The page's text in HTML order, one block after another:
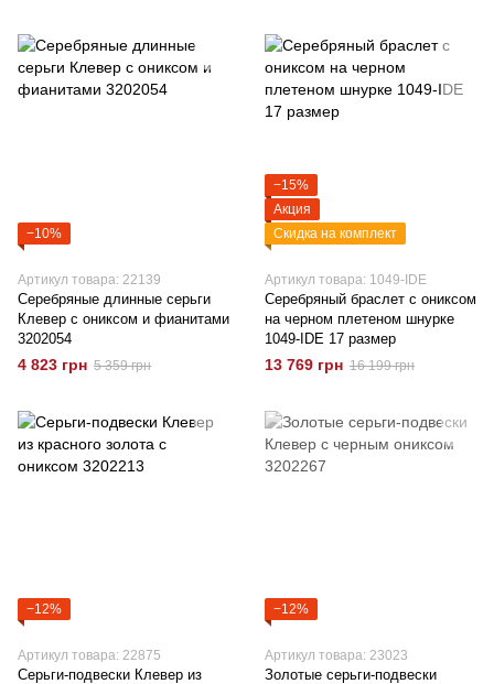
−10%
Артикул товара: 22139
Серебряные длинные серьги
Клевер с ониксом и фианитами
3202054
4 823 грн 5 359 грн
−15%
Акция
Скидка на комплект
Артикул товара: 1049-IDE
Серебряный браслет с ониксом
на черном плетеном шнурке
1049-IDE 17 размер
13 769 грн 16 199 грн
−12%
Артикул товара: 22875
Серьги-подвески Клевер из
−12%
Артикул товара: 23023
Золотые серьги-подвески